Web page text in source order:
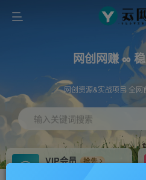
网创网赚 ∞
网创资源&实战项目 全网
输入关键词搜索
VIP会员
抢先